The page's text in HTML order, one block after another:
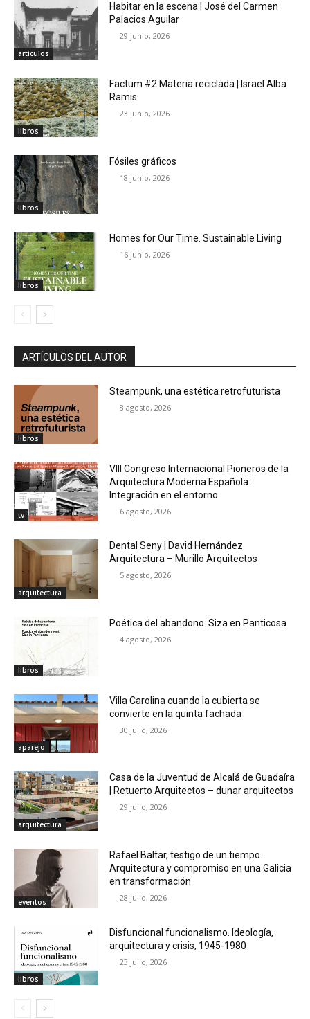
artículos
Habitar en la escena | José del Carmen
Palacios Aguilar
29 junio, 2026
libros
Factum #2 Materia reciclada | Israel Alba
Ramis
23 junio, 2026
libros
Fósiles gráficos
18 junio, 2026
libros
Homes for Our Time. Sustainable Living
16 junio, 2026
ARTÍCULOS DEL AUTOR
libros
Steampunk, una estética retrofuturista
8 agosto, 2026
tv
VIII Congreso Internacional Pioneros de la
Arquitectura Moderna Española:
Integración en el entorno
6 agosto, 2026
arquitectura
Dental Seny | David Hernández
Arquitectura – Murillo Arquitectos
5 agosto, 2026
libros
Poética del abandono. Siza en Panticosa
4 agosto, 2026
aparejo
Villa Carolina cuando la cubierta se
convierte en la quinta fachada
30 julio, 2026
arquitectura
Casa de la Juventud de Alcalá de Guadaíra
| Retuerto Arquitectos – dunar arquitectos
29 julio, 2026
eventos
Rafael Baltar, testigo de un tiempo.
Arquitectura y compromiso en una Galicia
en transformación
28 julio, 2026
libros
Disfuncional funcionalismo. Ideología,
arquitectura y crisis, 1945-1980
23 julio, 2026